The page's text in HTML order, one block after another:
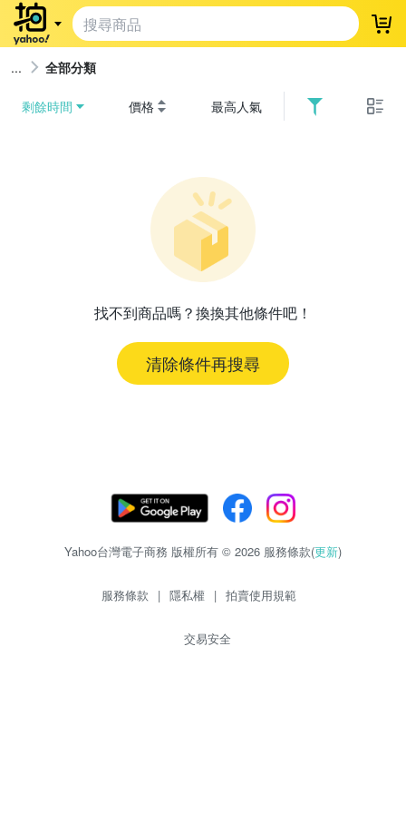
登
全部分類
剩餘時間 價格 最高人氣
找不到商品嗎？換換其他條件吧！
清除條件再搜尋
Yahoo台灣電子商務 版權所有 © 2026 服務條款(更新)
服務條款 | 隱私權 | 拍賣使用規範
交易安全